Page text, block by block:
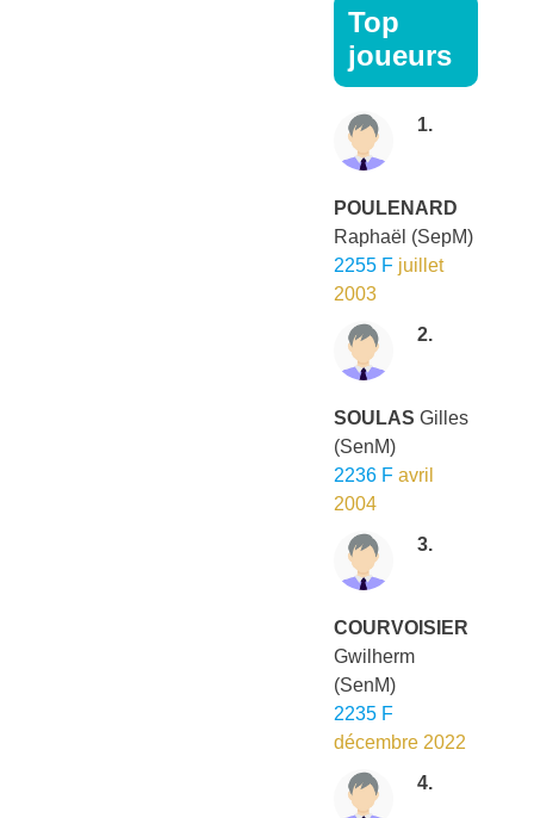
Top
joueurs
1.
POULENARD
Raphaël (SepM)
2255 F juillet
2003
2.
SOULAS Gilles
(SenM)
2236 F avril
2004
3.
COURVOISIER
Gwilherm
(SenM)
2235 F
décembre 2022
4.